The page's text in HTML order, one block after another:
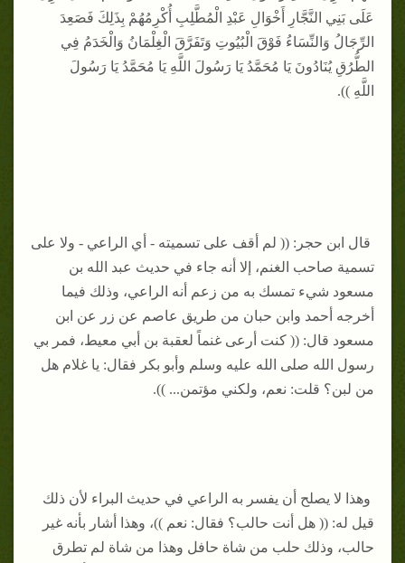
عَلَى بَنِي النَّجَّارِ أَخْوَالِ عَبْدِ الْمُطَّلِبِ أُكْرِمُهُمْ بِذَلِكَ فَصَعِدَ
الرِّجَالُ وَالنِّسَاءُ فَوْقَ الْبُيُوتِ وَتَفَرَّقَ الْغِلْمَانُ وَالْخَدَمُ فِي
الطُّرُقِ يُنَادُونَ يَا مُحَمَّدُ يَا رَسُولَ اللَّهِ يَا مُحَمَّدُ يَا رَسُولَ
اللَّهِ )).
قال ابن حجر: (( لم أقف على تسميته - أي الراعي - ولا على
تسمية صاحب الغنم، إلا أنه جاء في حديث عبد الله بن
مسعود شيء تمسك به من زعم أنه الراعي، وذلك فيما
أخرجه أحمد وابن حبان من طريق عاصم عن زر عن ابن
مسعود قال: (( كنت أرعى غنماً لعقبة بن أبي معيط، فمر بي
رسول الله صلى الله عليه وسلم وأبو بكر فقال: يا غلام هل
من لبن؟ قلت: نعم، ولكني مؤتمن... )).
وهذا لا يصلح أن يفسر به الراعي في حديث البراء لأن ذلك
قيل له: (( هل أنت حالب؟ فقال: نعم ))، وهذا أشار بأنه غير
حالب، وذلك حلب من شاة حافل وهذا من شاة لم تطرق